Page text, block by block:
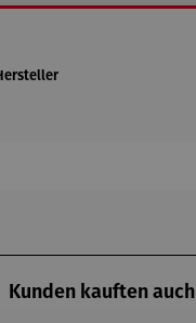
Kunden kauften auch